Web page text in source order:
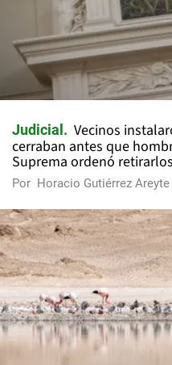
Judicial
Vecinos
cerraban antes que
Suprema ordenó retirarlos
Por Horacio Gutiérrez Areyte